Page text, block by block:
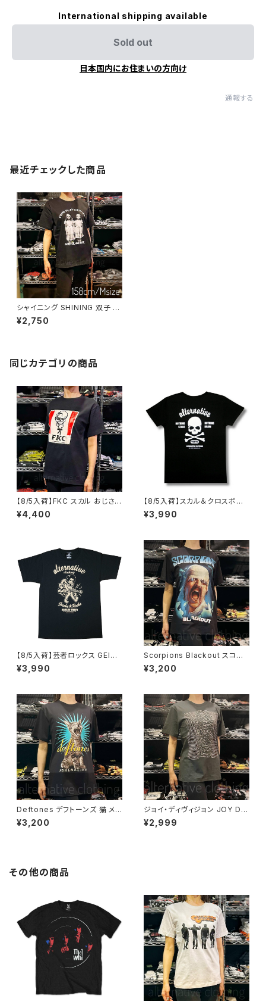
International shipping available
Sold out
日本国内にお住まいの方向け
通報する
最近チェックした商品
シャイニング SHINING 双子 ロ
ーズ モリー 映画Tシャツ 映画 t
シャツ キューブリック プレゼン
¥2,750
同じカテゴリの商品
【8/5入荷】FKC スカル おじさん
Tシャツ おもしろ パロディ プレ
ゼント ギフト 丈夫 大きいサイズ
ャツ バンドTシャツ 黒 ブラック
alt-s at-72bk
¥4,400
【8/5入荷】スカル＆クロスボー
ン Tシャツ NOTHING STAKE
NOTHING DRAW ブラック 黒
¥3,990
【8/5入荷】芸者ロックス GEISH
A ROCKS 階Ｇ子&オルタナティ
ヴ・コラボ 半袖 Tシャツ 黒 ブラ
K altss
¥3,990
Scorpions Blackout スコー
ピオンズ ブラックアウト メンズ
レディース ロックＴシャツ バン
¥3,200
Deftones デフトーンズ 猫 メン
ズ レディース ロックＴシャツ バ
ンドＴシャツ ブラック 半袖 Roc
¥3,200
ジョイ・ディヴィジョン JOY DIV
ISION アンノウン・プレジャーズ
Unknown Pleasures ロック
¥2,999
その他の商品